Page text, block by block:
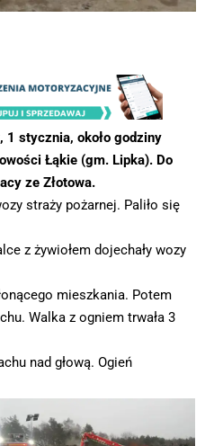
1 stycznia, około godziny
Łąkie (gm. Lipka). Do
ze Złotowa.
straży pożarnej. Paliło się
z żywiołem dojechały wozy
mieszkania. Potem
Walka z ogniem trwała 3
nad głową. Ogień